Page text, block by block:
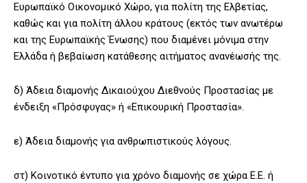
Ευρωπαϊκό Οικονομικό Χώρο, για πολίτη της Ελβετίας,
καθώς και για πολίτη άλλου κράτους (εκτός των ανωτέρω
και της Ευρωπαϊκής Ένωσης) που διαμένει μόνιμα στην
Ελλάδα ή βεβαίωση κατάθεσης αιτήματος ανανέωσής της.
δ) Άδεια διαμονής Δικαιούχου Διεθνούς Προστασίας με
ένδειξη «Πρόσφυγας» ή «Επικουρική Προστασία».
ε) Άδεια διαμονής για ανθρωπιστικούς λόγους.
στ) Κοινοτικό έντυπο για χρόνο διαμονής σε χώρα Ε.Ε. ή